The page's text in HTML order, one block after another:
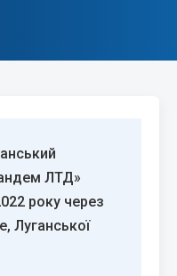
ЛТД»
року через
Луганської